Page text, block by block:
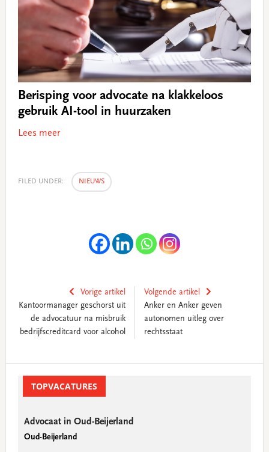
Berisping voor advocate na klakkeloos
gebruik AI-tool in huurzaken
Lees meer
FILED UNDER: NIEUWS
Vorige artikel
Kantoormanager geschorst uit
de advocatuur na misbruik
bedrijfscreditcard voor alcohol
Volgende artikel
Anker en Anker geven
autonomen uitleg over
rechtsstaat
SidebarTOPVACATURES
Advocaat in Oud-Beijerland
Oud-Beijerland